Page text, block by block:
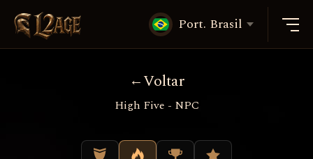
Port. Brasil
Voltar
High Five - NPC